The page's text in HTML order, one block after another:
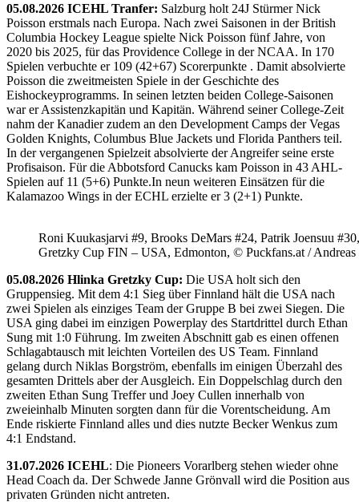
05.08.2026 ICEHL Tranfer: Salzburg holt 24J Stürmer Nick
Poisson erstmals nach Europa. Nach zwei Saisonen in der British
Columbia Hockey League spielte Nick Poisson fünf Jahre, von
2020 bis 2025, für das Providence College in der NCAA. In 170
Spielen verbuchte er 109 (42+67) Scorerpunkte . Damit absolvierte
Poisson die zweitmeisten Spiele in der Geschichte des
Eishockeyprogramms. In seinen letzten beiden College-Saisonen
war er Assistenzkapitän und Kapitän. Während seiner College-Zeit
nahm der Kanadier zudem an den Development Camps der Vegas
Golden Knights, Columbus Blue Jackets und Florida Panthers teil.
In der vergangenen Spielzeit absolvierte der Angreifer seine erste
Profisaison. Für die Abbotsford Canucks kam Poisson in 43 AHL-
Spielen auf 11 (5+6) Punkte.In neun weiteren Einsätzen für die
Kalamazoo Wings in der ECHL erzielte er 3 (2+1) Punkte.
Roni Kuukasjarvi #9, Brooks DeMars #24, Patrik Joensuu
Gretzky Cup FIN – USA, Edmonton, © Puckfans.at / Andreas
05.08.2026 Hlinka Gretzky Cup: Die USA holt sich den
Gruppensieg. Mit dem 4:1 Sieg über Finnland hält die USA nach
zwei Spielen als einziges Team der Gruppe B bei zwei Siegen. Die
USA ging dabei im einzigen Powerplay des Startdrittel durch Ethan
Sung mit 1:0 Führung. Im zweiten Abschnitt gab es einen offenen
Schlagabtausch mit leichten Vorteilen des US Team. Finnland
gelang durch Niklas Borgström, ebenfalls im einigen Überzahl des
gesamten Drittels aber der Ausgleich. Ein Doppelschlag durch den
zweiten Ethan Sung Treffer und Joey Cullen innerhalb von
zweieinhalb Minuten sorgten dann für die Vorentscheidung. Am
Ende riskierte Finnland alles und dies nutzte Becker Wenkus zum
4:1 Endstand.
31.07.2026 ICEHL: Die Pioneers Vorarlberg stehen wieder ohne
Head Coach da. Der Schwede Janne Grönvall wird die Position aus
privaten Gründen nicht antreten.